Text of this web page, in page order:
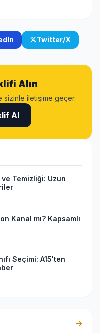
Twitter/X
Alın
sizinle iletişime geçer.
Al
ve Temizliği: Uzun
Kanal mı? Kapsamlı
Seçimi: A15'ten